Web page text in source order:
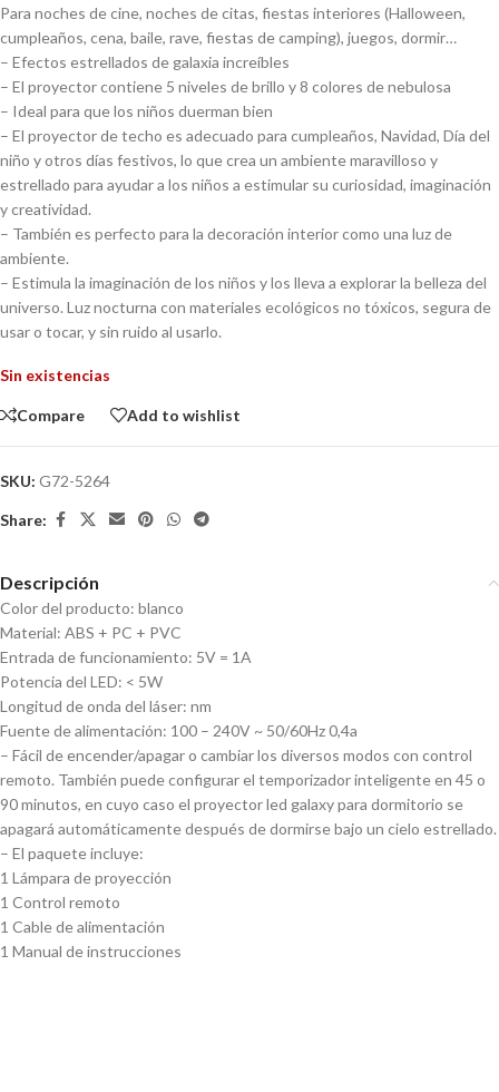
Para noches de cine, noches de citas, fiestas interiores (Halloween,
cumpleaños, cena, baile, rave, fiestas de camping), juegos, dormir…
– Efectos estrellados de galaxia increíbles
– El proyector contiene 5 niveles de brillo y 8 colores de nebulosa
– Ideal para que los niños duerman bien
– El proyector de techo es adecuado para cumpleaños, Navidad, Día del
niño y otros días festivos, lo que crea un ambiente maravilloso y
estrellado para ayudar a los niños a estimular su curiosidad, imaginación
y creatividad.
– También es perfecto para la decoración interior como una luz de
ambiente.
– Estimula la imaginación de los niños y los lleva a explorar la belleza del
universo. Luz nocturna con materiales ecológicos no tóxicos, segura de
usar o tocar, y sin ruido al usarlo.
Sin existencias
Compare Add to wishlist
SKU: G72-5264
Share:
Descripción
Color del producto: blanco
Material: ABS + PC + PVC
Entrada de funcionamiento: 5V = 1A
Potencia del LED: < 5W
Longitud de onda del láser: nm
Fuente de alimentación: 100 – 240V ~ 50/60Hz 0,4a
– Fácil de encender/apagar o cambiar los diversos modos con control
remoto. También puede configurar el temporizador inteligente en 45 o
90 minutos, en cuyo caso el proyector led galaxy para dormitorio se
apagará automáticamente después de dormirse bajo un cielo estrellado.
– El paquete incluye:
1 Lámpara de proyección
1 Control remoto
1 Cable de alimentación
1 Manual de instrucciones